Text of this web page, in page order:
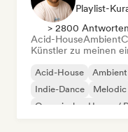
Playlist-
> 2800
Acid-HouseAmbient
Künstler zu meinen
Acid-House Ambient
Indie-Dance
Melodic
Organischer House /